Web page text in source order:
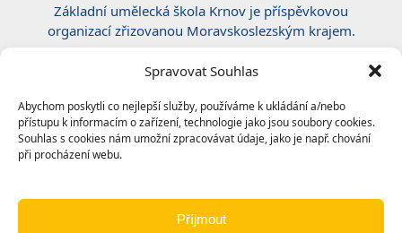
Spravovat Souhlas
Abychom poskytli co nejlepší služby, používáme k ukládání a/nebo
přístupu k informacím o zařízení, technologie jako jsou soubory cookies.
Souhlas s cookies nám umožní zpracovávat údaje, jako je např. chování
při procházení webu.
Příjmout
Základní umělecká škola Krnov je příspěvkovou
organizací zřizovanou Moravskoslezským krajem.
Certifikace ČSN EN ISO 50001:2019